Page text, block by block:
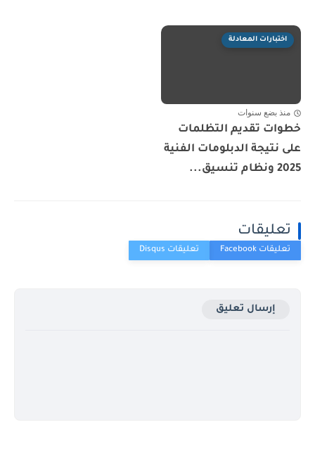
اختبارات المعادلة
منذ بضع سنوات
خطوات تقديم التظلمات
على نتيجة الدبلومات الفنية
2025 ونظام تنسيق...
تعليقات
إرسال تعليق